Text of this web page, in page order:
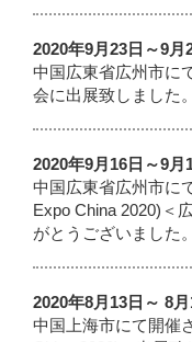
2020年9月23日～9月
中国広東省広州市に
会に出展致しました
2020年9月16日～9月
中国広東省広州市に
Expo China 2020)＜
がとうございました。
2020年8月13日～ 8月
中国上海市にて開催